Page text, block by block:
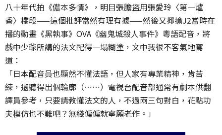
八十年代拍《儂本多情》，明目張膽盜用張愛玲〈第一爐
香〉橋段——這個批評當然有理有據——然後又揶揄J2當時在
播的動畫《黑執事》OVA《幽鬼城殺人事件》粵語配音，將
戲中少爺所講的法文配得一塌糊塗，文中我很不客氣地寫
道：
「日本配音員也顯然不懂法語，但人家有專業精神，肯苦
練，還聽得出個輪廓（⋯⋯）電視台配音部通常有劇本供翻
譯員參考，只要請教懂法文的人，不過兩三句對白，花點功
夫模仿也不難吧？無綫偏偏就寧願老作。」